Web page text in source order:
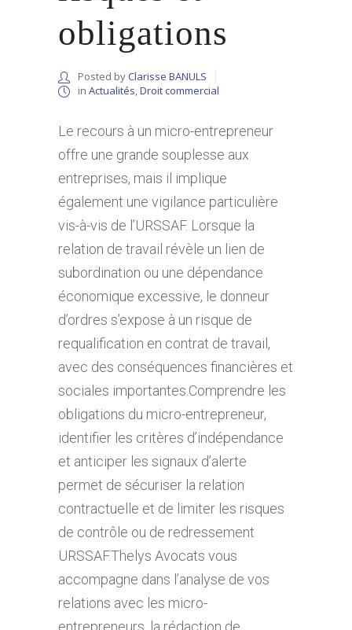
obligations
Posted byClarisse BANULS
in Actualités,Droit commercial
Le recours à un micro-entrepreneur
offre une grande souplesse aux
entreprises, mais il implique
également une vigilance particulière
vis-à-vis de l’URSSAF. Lorsque la
relation de travail révèle un lien de
subordination ou une dépendance
économique excessive, le donneur
d’ordres s’expose à un risque de
requalification en contrat de travail,
avec des conséquences financières et
sociales importantes.Comprendre les
obligations du micro-entrepreneur,
identifier les critères d’indépendance
et anticiper les signaux d’alerte
permet de sécuriser la relation
contractuelle et de limiter les risques
de contrôle ou de redressement
URSSAF.Thelys Avocats vous
accompagne dans l’analyse de vos
relations avec les micro-
entrepreneurs, la rédaction de...